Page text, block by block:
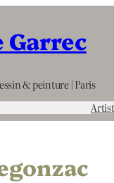
Garrec
& peinture | Paris